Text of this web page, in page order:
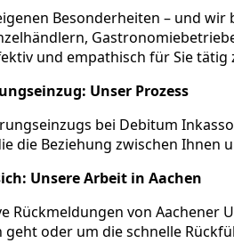
Besonderheiten – und
und empathisch für Sie tätig
Unser Prozess
bei Debitum
die Beziehung zwischen
Unsere Arbeit in Aachen
Rückmeldungen von Aachener
oder um die schnelle